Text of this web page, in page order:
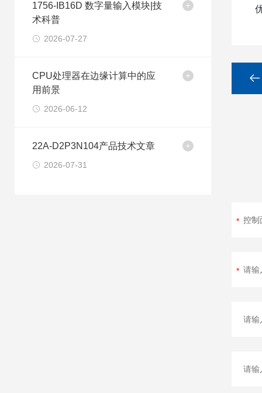
1756-IB16D 数字量输入模块|技
术科普
2026-07-27
CPU处理器在边缘计算中的应
用前景
2026-06-12
22A-D2P3N104产品技术文章
2026-07-31